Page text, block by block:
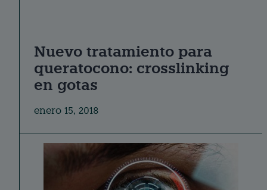
Nuevo tratamiento para
queratocono: crosslinking
en gotas
enero 15, 2018